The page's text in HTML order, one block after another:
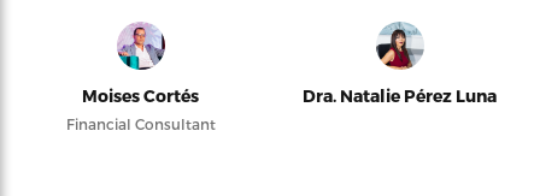
Moises Cortés
Financial Consultant
Dra. Natalie Pérez Luna